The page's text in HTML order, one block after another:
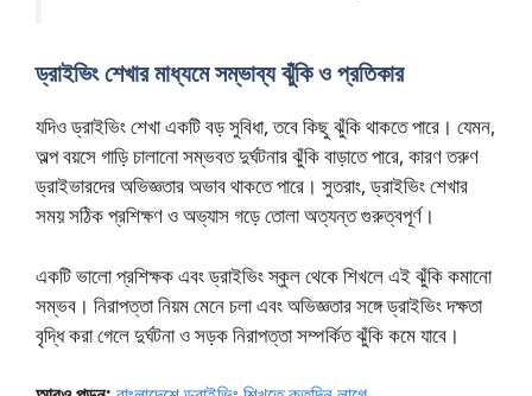
ড্রাইভিং শেখার মাধ্যমে সম্ভাব্য ঝুঁকি ও প্রতিকার
যদিও ড্রাইভিং শেখা একটি বড় সুবিধা, তবে কিছু ঝুঁকি থাকতে পারে। যেমন,
অল্প বয়সে গাড়ি চালানো সম্ভবত দুর্ঘটনার ঝুঁকি বাড়াতে পারে, কারণ তরুণ
ড্রাইভারদের অভিজ্ঞতার অভাব থাকতে পারে। সুতরাং, ড্রাইভিং শেখার
সময় সঠিক প্রশিক্ষণ ও অভ্যাস গড়ে তোলা অত্যন্ত গুরুত্বপূর্ণ।
একটি ভালো প্রশিক্ষক এবং ড্রাইভিং স্কুল থেকে শিখলে এই ঝুঁকি কমানো
সম্ভব। নিরাপত্তা নিয়ম মেনে চলা এবং অভিজ্ঞতার সঙ্গে ড্রাইভিং দক্ষতা
বৃদ্ধি করা গেলে দুর্ঘটনা ও সড়ক নিরাপত্তা সম্পর্কিত ঝুঁকি কমে যাবে।